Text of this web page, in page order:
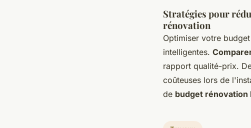
Stratégies pour
rénovation
Optimiser votre
intelligentes.
rapport qualité-prix.
coûteuses lors de
de budget rénovation